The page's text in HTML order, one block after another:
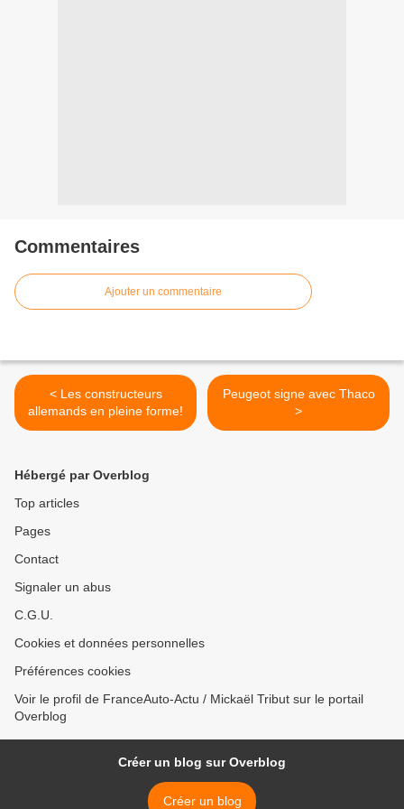
Commentaires
Ajouter un commentaire
< Les constructeurs
allemands en pleine forme!
Peugeot signe avec Thaco
>
Hébergé par Overblog
Top articles
Pages
Contact
Signaler un abus
C.G.U.
Cookies et données personnelles
Préférences cookies
Voir le profil de FranceAuto-Actu / Mickaël Tribut sur le portail
Overblog
Créer un blog sur Overblog
Créer un blog